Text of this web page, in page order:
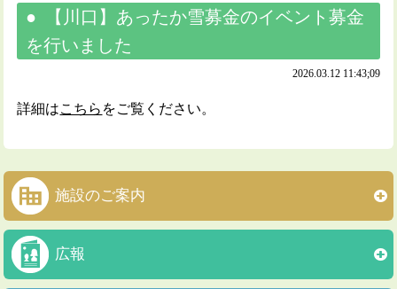
【川口】あったか雪募金のイベント募金
を行いました
2026.03.12 11:43;09
詳細はこちら をご覧ください。
施設のご案内
広報